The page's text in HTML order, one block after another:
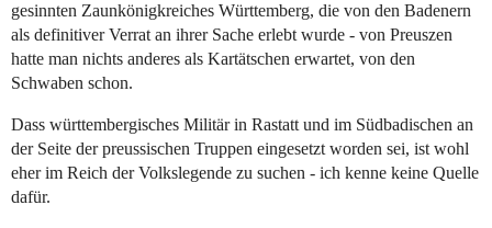
gesinnten Zaunkönigkreiches Württemberg, die von den Badenern
als definitiver Verrat an ihrer Sache erlebt wurde - von Preuszen
hatte man nichts anderes als Kartätschen erwartet, von den
Schwaben schon.
Dass württembergisches Militär in Rastatt und im Südbadischen an
der Seite der preussischen Truppen eingesetzt worden sei, ist wohl
eher im Reich der Volkslegende zu suchen - ich kenne keine Quelle
dafür.